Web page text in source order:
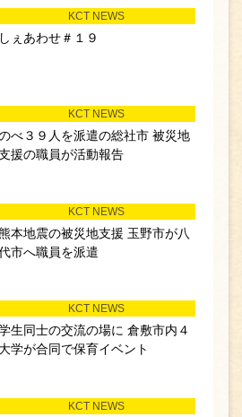
KCT NEWS
しぇあわせ＃１９
KCT NEWS
べ３９人を派遣の総社市 被災地
援の職員が活動報告
KCT NEWS
本地震の被災地支援 玉野市が八
市へ職員を派遣
KCT NEWS
生同士の交流の場に 倉敷市内４
大学が合同で保育イベント
KCT NEWS